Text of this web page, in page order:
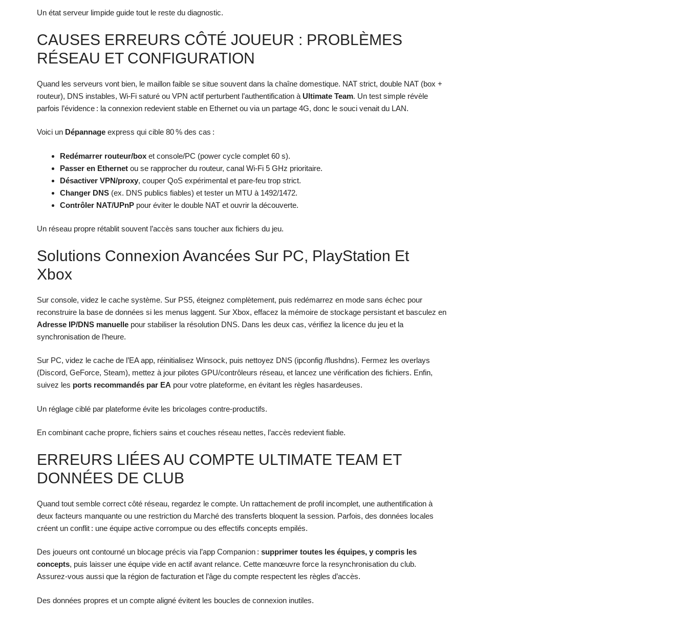
Un état serveur limpide guide tout le reste du diagnostic.
CAUSES ERREURS CÔTÉ JOUEUR : PROBLÈMES
RÉSEAU ET CONFIGURATION
Quand les serveurs vont bien, le maillon faible se situe souvent dans la chaîne domestique. NAT strict, double NAT (box +
routeur), DNS instables, Wi‑Fi saturé ou VPN actif perturbent l’authentification à Ultimate Team. Un test simple révèle
parfois l’évidence : la connexion redevient stable en Ethernet ou via un partage 4G, donc le souci venait du LAN.
Voici un Dépannage express qui cible 80 % des cas :
Redémarrer routeur/box et console/PC (power cycle complet 60 s).
Passer en Ethernet ou se rapprocher du routeur, canal Wi‑Fi 5 GHz prioritaire.
Désactiver VPN/proxy, couper QoS expérimental et pare-feu trop strict.
Changer DNS (ex. DNS publics fiables) et tester un MTU à 1492/1472.
Contrôler NAT/UPnP pour éviter le double NAT et ouvrir la découverte.
Un réseau propre rétablit souvent l’accès sans toucher aux fichiers du jeu.
Solutions Connexion Avancées Sur PC, PlayStation Et
Xbox
Sur console, videz le cache système. Sur PS5, éteignez complètement, puis redémarrez en mode sans échec pour
reconstruire la base de données si les menus laggent. Sur Xbox, effacez la mémoire de stockage persistant et basculez en
Adresse IP/DNS manuelle pour stabiliser la résolution DNS. Dans les deux cas, vérifiez la licence du jeu et la
synchronisation de l’heure.
Sur PC, videz le cache de l’EA app, réinitialisez Winsock, puis nettoyez DNS (ipconfig /flushdns). Fermez les overlays
(Discord, GeForce, Steam), mettez à jour pilotes GPU/contrôleurs réseau, et lancez une vérification des fichiers. Enfin,
suivez les ports recommandés par EA pour votre plateforme, en évitant les règles hasardeuses.
Un réglage ciblé par plateforme évite les bricolages contre‑productifs.
En combinant cache propre, fichiers sains et couches réseau nettes, l’accès redevient fiable.
ERREURS LIÉES AU COMPTE ULTIMATE TEAM ET
DONNÉES DE CLUB
Quand tout semble correct côté réseau, regardez le compte. Un rattachement de profil incomplet, une authentification à
deux facteurs manquante ou une restriction du Marché des transferts bloquent la session. Parfois, des données locales
créent un conflit : une équipe active corrompue ou des effectifs concepts empilés.
Des joueurs ont contourné un blocage précis via l’app Companion : supprimer toutes les équipes, y compris les
concepts, puis laisser une équipe vide en actif avant relance. Cette manœuvre force la resynchronisation du club.
Assurez-vous aussi que la région de facturation et l’âge du compte respectent les règles d’accès.
Des données propres et un compte aligné évitent les boucles de connexion inutiles.